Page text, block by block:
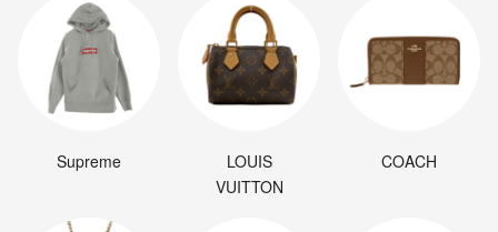
Supreme
LOUIS
VUITTON
COACH